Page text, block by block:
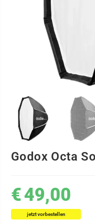
Godox Octa
€49,00
jetzt vorbestellen